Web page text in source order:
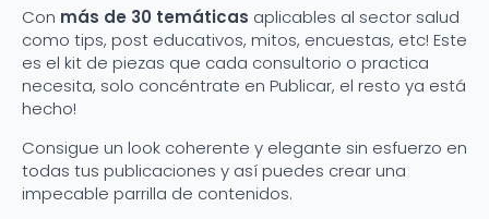
Con más de 30 temáticas aplicables al sector salud
como tips, post educativos, mitos, encuestas, etc! Este
es el kit de piezas que cada consultorio o practica
necesita, solo concéntrate en Publicar, el resto ya está
hecho!
Consigue un look coherente y elegante sin esfuerzo en
todas tus publicaciones y así puedes crear una
impecable parrilla de contenidos.